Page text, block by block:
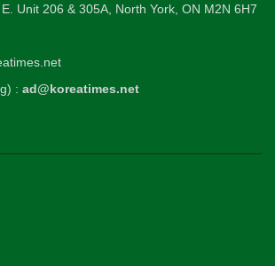
Unit 206 & 305A, North York, ON M2N 6H7
: ad@koreatimes.net